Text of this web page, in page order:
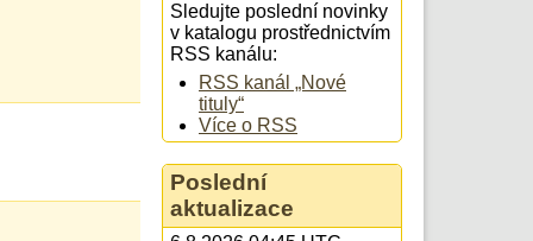
Sledujte poslední novinky
v katalogu prostřednictvím
RSS kanálu:
RSS kanál „Nové
tituly“
Více o RSS
Poslední
aktualizace